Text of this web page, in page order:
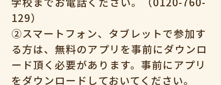
129）
②スマートフォン、タブレットで参加す
る方は、無料のアプリを事前にダウンロ
ード頂く必要があります。事前にアプリ
をダウンロードしておいてください。